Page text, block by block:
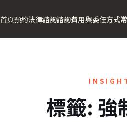
首頁預約法律諮詢諮詢費用與委任方式
標籤: 強